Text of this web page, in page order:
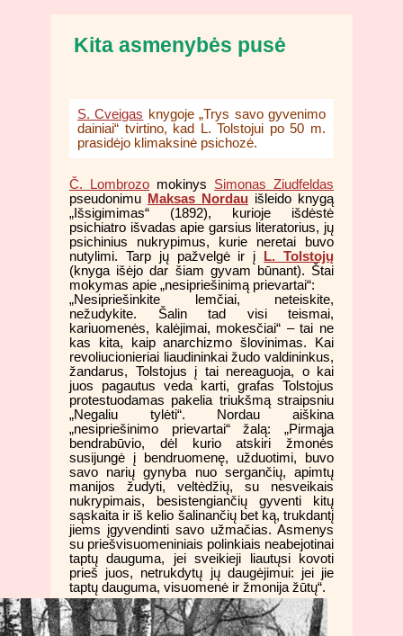
Kita asmenybės pusė
S. Cveigas knygoje „Trys savo gyvenimo
dainiai“ tvirtino, kad L. Tolstojui po 50 m.
prasidėjo klimaksinė psichozė.
Č. Lombrozo mokinys Simonas Ziudfeldas
pseudonimu
Maksas Nordau išleido knygą
„Išsigimimas“ (1892), kurioje išdėstė
psichiatro išvadas apie garsius literatorius, jų
psichinius nukrypimus, kurie neretai buvo
nutylimi. Tarp jų pažvelgė ir į
L. Tolstojų
(knyga išėjo dar šiam gyvam būnant). Štai
mokymas apie „nesipriešinimą prievartai“:
„Nesipriešinkite lemčiai, neteiskite,
nežudykite. Šalin tad visi teismai,
kariuomenės, kalėjimai, mokesčiai“ – tai ne
kas kita, kaip anarchizmo šlovinimas. Kai
revoliucionieriai liaudininkai žudo valdininkus,
žandarus, Tolstojus į tai nereaguoja, o kai
juos pagautus veda karti, grafas Tolstojus
protestuodamas pakelia triukšmą straipsniu
„Negaliu tylėti“. Nordau aiškina
„nesipriešinimo prievartai“ žalą: „Pirmąja
bendrabūvio, dėl kurio atskiri žmonės
susijungė į bendruomenę, užduotimi, buvo
savo narių gynyba nuo sergančių, apimtų
manijos žudyti, veltėdžių, su nesveikais
nukrypimais, besistengiančių gyventi kitų
sąskaita ir iš kelio šalinančių bet ką, trukdantį
jiems įgyvendinti savo užmačias. Asmenys
su priešvisuomeniniais polinkiais neabejotinai
taptų dauguma, jei sveikieji liautųsi kovoti
prieš juos, netrukdytų jų daugėjimui: jei jie
taptų dauguma, visuomenė ir žmonija žūtų“.